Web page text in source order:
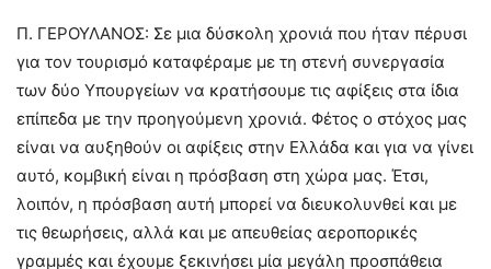
Π. ΓΕΡΟΥΛΑΝΟΣ: Σε μια δύσκολη χρονιά που ήταν πέρυσι
για τον τουρισμό καταφέραμε με τη στενή συνεργασία
των δύο Υπουργείων να κρατήσουμε τις αφίξεις στα ίδια
επίπεδα με την προηγούμενη χρονιά. Φέτος ο στόχος μας
είναι να αυξηθούν οι αφίξεις στην Ελλάδα και για να γίνει
αυτό, κομβική είναι η πρόσβαση στη χώρα μας. Έτσι,
λοιπόν, η πρόσβαση αυτή μπορεί να διευκολυνθεί και με
τις θεωρήσεις, αλλά και με απευθείας αεροπορικές
γραμμές και έχουμε ξεκινήσει μία μεγάλη προσπάθεια